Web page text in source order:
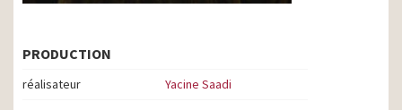
PRODUCTION
réalisateur
Yacine Saadi